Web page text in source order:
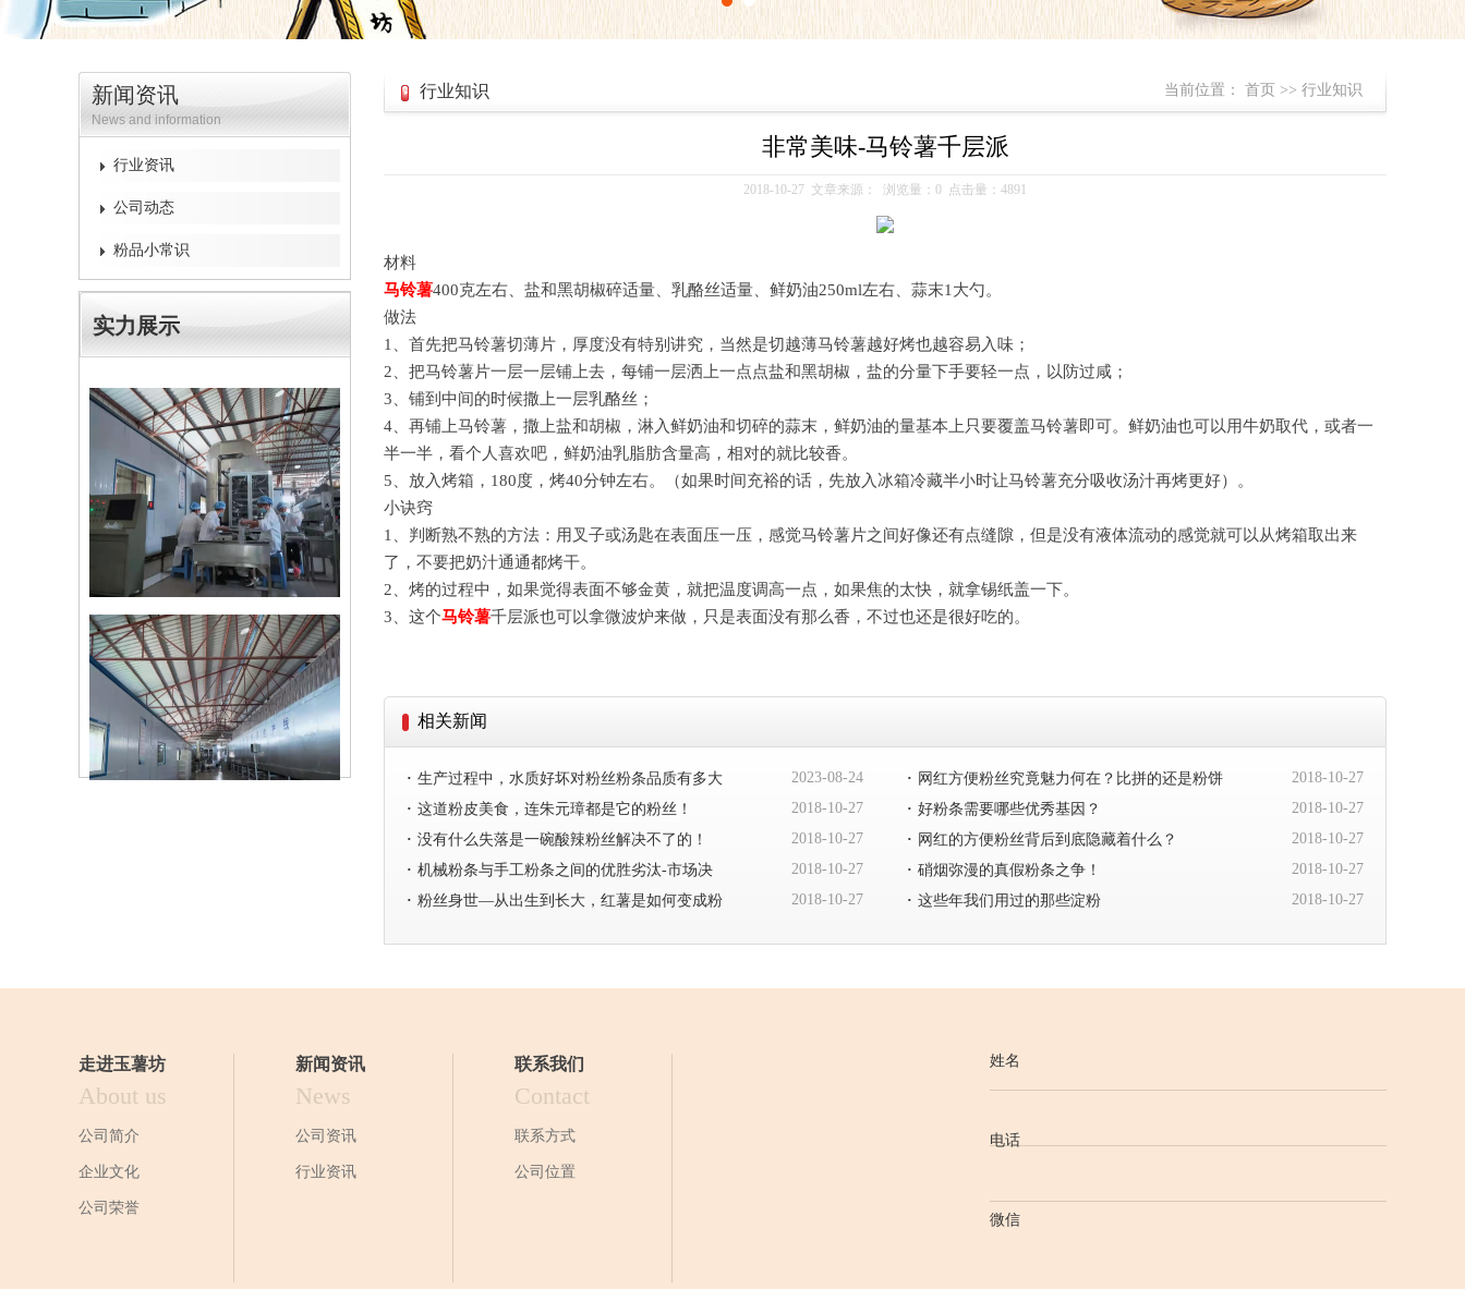
新闻资讯
News and information
行业资讯
公司动态
粉品小常识
实力展示
行业知识 当前位置： 首页 >> 行业知识
非常美味-马铃薯千层派
2018-10-27 文章来源： 浏览量：0 点击量：4891
材料
马铃薯400克左右、盐和黑胡椒碎适量、乳酪丝适量、鲜奶油250ml左右、蒜末1大勺。
做法
1、首先把马铃薯切薄片，厚度没有特别讲究，当然是切越薄马铃薯越好烤也越容易入味；
2、把马铃薯片一层一层铺上去，每铺一层洒上一点点盐和黑胡椒，盐的分量下手要轻一点，以防过咸；
3、铺到中间的时候撒上一层乳酪丝；
4、再铺上马铃薯，撒上盐和胡椒，淋入鲜奶油和切碎的蒜末，鲜奶油的量基本上只要覆盖马铃薯即可。鲜奶油也可以用牛奶取代，或者一
半一半，看个人喜欢吧，鲜奶油乳脂肪含量高，相对的就比较香。
5、放入烤箱，180度，烤40分钟左右。（如果时间充裕的话，先放入冰箱冷藏半小时让马铃薯充分吸收汤汁再烤更好）。
小诀窍
1、判断熟不熟的方法：用叉子或汤匙在表面压一压，感觉马铃薯片之间好像还有点缝隙，但是没有液体流动的感觉就可以从烤箱取出来
了，不要把奶汁通通都烤干。
2、烤的过程中，如果觉得表面不够金黄，就把温度调高一点，如果焦的太快，就拿锡纸盖一下。
3、这个马铃薯千层派也可以拿微波炉来做，只是表面没有那么香，不过也还是很好吃的。
相关新闻
· 生产过程中，水质好坏对粉丝粉条品质有多大
2023-08-24
· 这道粉皮美食，连朱元璋都是它的粉丝！
2018-10-27
· 没有什么失落是一碗酸辣粉丝解决不了的！
2018-10-27
· 机械粉条与手工粉条之间的优胜劣汰-市场决
2018-10-27
· 粉丝身世—从出生到长大，红薯是如何变成粉 2018-10-27
· 网红方便粉丝究竟魅力何在？比拼的还是粉饼
2018-10-27
· 好粉条需要哪些优秀基因？
2018-10-27
· 网红的方便粉丝背后到底隐藏着什么？
2018-10-27
· 硝烟弥漫的真假粉条之争！
2018-10-27
· 这些年我们用过的那些淀粉 2018-10-27
走进玉薯坊
About us
公司简介
企业文化
公司荣誉
新闻资讯
News
公司资讯
行业资讯
联系我们
Contact
联系方式
公司位置
姓名
电话
微信